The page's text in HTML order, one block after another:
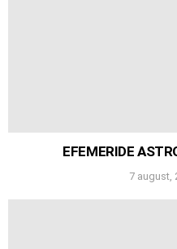
EFEMERIDE
7 august,